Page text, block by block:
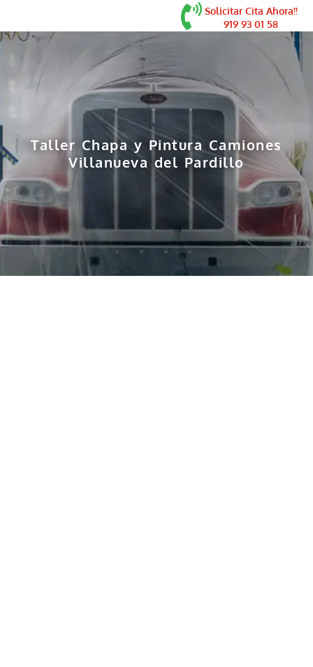
Solicitar Cita Ahora!!
919 93 01 58
Taller Chapa y Pintura Camiones
Villanueva del Pardillo